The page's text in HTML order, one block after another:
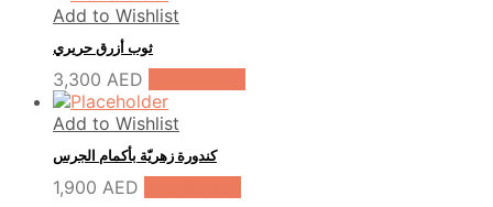
Add to Wishlist
ثوب أزرق حريري
3,300 AED
Add to Wishlist
كندورة زهريّة بأكمام الجرس
1,900 AED